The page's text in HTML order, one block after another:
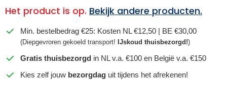
Het product is op. Bekijk andere producten.
Min. bestelbedrag €25: Kosten NL €12,50 | BE €30,00
(Diepgevroren gekoeld transport! IJskoud thuisbezorgd!)
Gratis thuisbezorgd in NL v.a. €100 en België v.a. €150
Kies zelf jouw bezorgdag uit tijdens het afrekenen!